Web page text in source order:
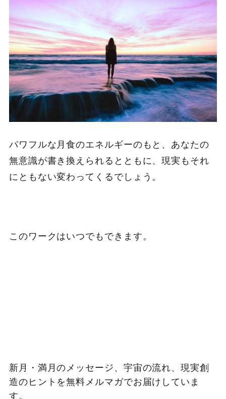
パワフルな月食のエネルギーのもと、あなたの
無意識が書き換えられるとともに、現実もそれ
にともない変わってくるでしょう。
このワークはいつでもできます。
新月・満月のメッセージ、宇宙の流れ、現実創
造のヒントを無料メルマガでお届けしていま
す。